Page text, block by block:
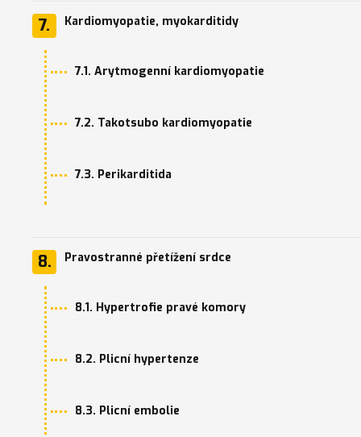
7. Kardiomyopatie, myokarditidy
7.1. Arytmogenní kardiomyopatie
7.2. Takotsubo kardiomyopatie
7.3. Perikarditida
8. Pravostranné přetížení srdce
8.1. Hypertrofie pravé komory
8.2. Plicní hypertenze
8.3. Plicní embolie